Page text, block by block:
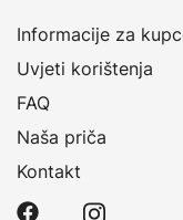
Informacije za
Uvjeti korištenja
FAQ
Naša priča
Kontakt